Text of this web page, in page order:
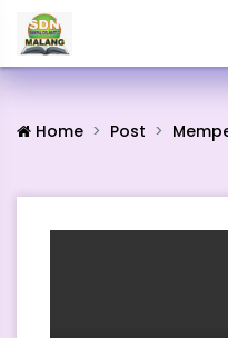
Home Post